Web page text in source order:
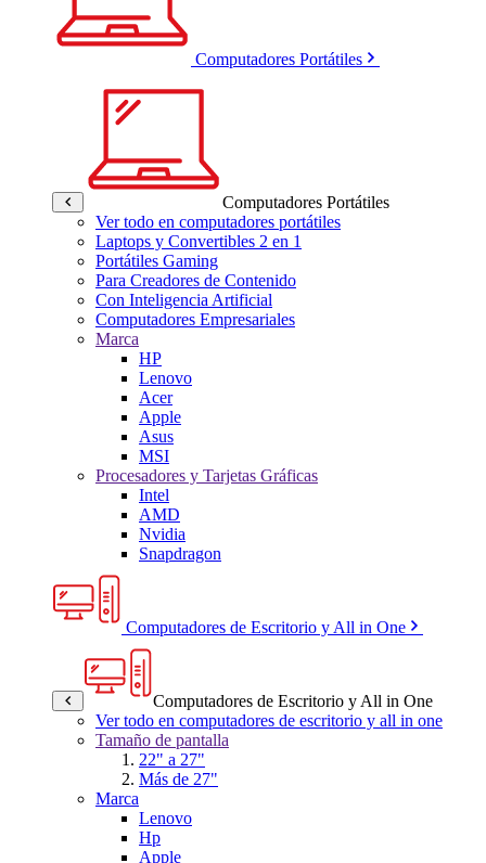
Computadores Portátiles
Computadores Portátiles
Ver todo en computadores portátiles
Laptops y Convertibles 2 en 1
Portátiles Gaming
Para Creadores de Contenido
Con Inteligencia Artificial
Computadores Empresariales
Marca
HP
Lenovo
Acer
Apple
Asus
MSI
Procesadores y Tarjetas Gráficas
Intel
AMD
Nvidia
Snapdragon
Computadores de Escritorio y All in One
Computadores de Escritorio y All in One
Ver todo en computadores de escritorio y all in one
Tamaño de pantalla
22" a 27"
Más de 27"
Marca
Lenovo
Hp
Apple